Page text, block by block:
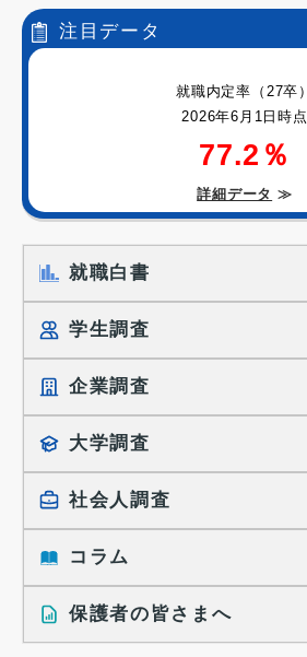
注目データ
就職内定率（27卒）
2026年6月1日時点
77.2％
詳細データ ≫
就職白書
学生調査
就職プロセス調査
就職活動TOPICS
大学生の実態調査
働きたい組織の特徴
大学生の地域間移動レポート
就職活動に関するレポート
企業調査
採用に関する調査
採用活動に関するレポート
大学調査
社会人調査
就職活動と入社後の就業
就業レディネス研究
コラム
インタビュー記事
保護者の皆さまへ